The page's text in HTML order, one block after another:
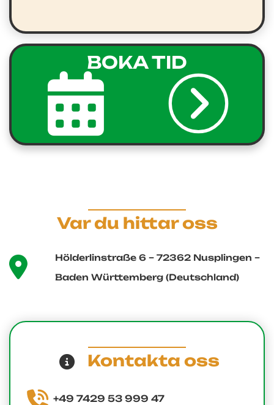
BOKA TID
Var du hittar oss
Hölderlinstraße 6 – 72362 Nusplingen –
Baden Württemberg (Deutschland)
Kontakta oss
+49 7429 53 999 47